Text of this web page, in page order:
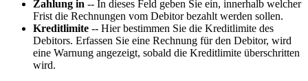
Zahlung in -- In dieses Feld geben Sie ein, innerhalb welcher
Frist die Rechnungen vom Debitor bezahlt werden sollen.
Kreditlimite -- Hier bestimmen Sie die Kreditlimite des
Debitors. Erfassen Sie eine Rechnung für den Debitor, wird
eine Warnung angezeigt, sobald die Kreditlimite überschritten
wird.